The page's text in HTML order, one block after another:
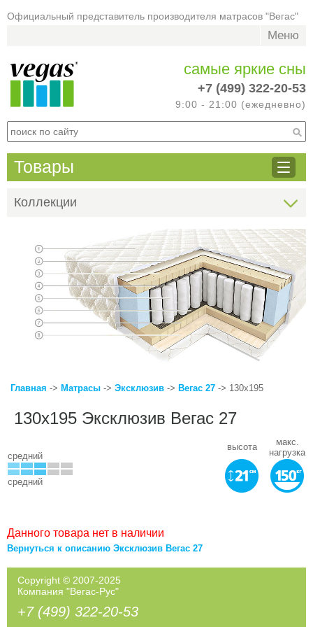
Официальный представитель производителя матрасов "Вегас"
Меню
самые яркие сны
+7 (499) 322-20-53
9:00 - 21:00 (ежедневно)
Товары
Коллекции
Главная -> Матрасы -> Эксклюзив -> Вегас 27 -> 130x195
130x195 Эксклюзив Вегас 27
средний
средний
высота
макс.
нагрузка
Данного товара нет в наличии
Вернуться к описанию Эксклюзив Вегас 27
Copyright © 2007-2025
Компания "Вегас-Рус"
+7 (499) 322-20-53